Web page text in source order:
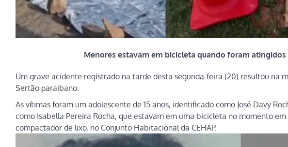
Menores estavam em bicicleta quando foram
Um grave acidente registrado na tarde desta segunda-feira (20) resultou na
Sertão paraibano.
As vítimas foram um adolescente de 15 anos, identificado como José Davy
como Isabella Pereira Rocha, que estavam em uma bicicleta no momento
compactador de lixo, no Conjunto Habitacional da CEHAP.